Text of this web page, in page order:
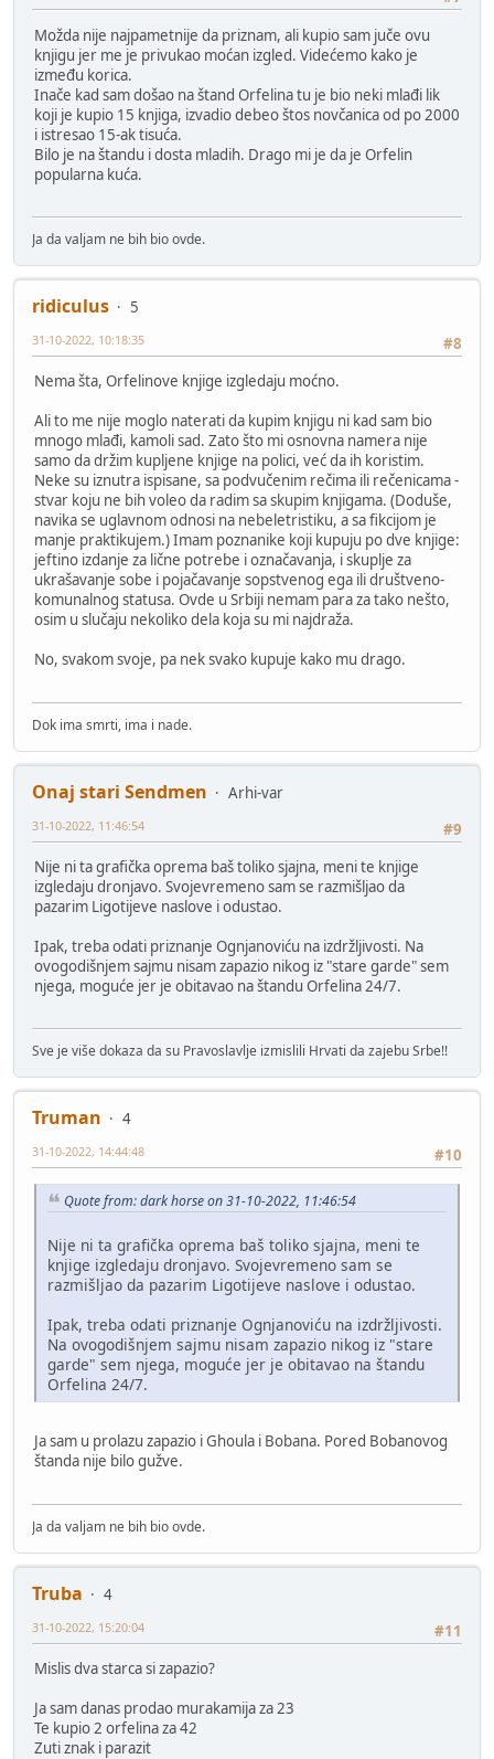
Možda nije najpametnije da priznam, ali kupio sam juče ovu
knjigu jer me je privukao moćan izgled. Videćemo kako je
između korica.
Inače kad sam došao na štand Orfelina tu je bio neki mlađi lik
koji je kupio 15 knjiga, izvadio debeo štos novčanica od po 2000
i istresao 15-ak tisuća.
Bilo je na štandu i dosta mladih. Drago mi je da je Orfelin
popularna kuća.
Ja da valjam ne bih bio ovde.
ridiculus
5
#8
31-10-2022, 10:18:35
Nema šta, Orfelinove knjige izgledaju moćno.
Ali to me nije moglo naterati da kupim knjigu ni kad sam bio
mnogo mlađi, kamoli sad. Zato što mi osnovna namera nije
samo da držim kupljene knjige na polici, već da ih koristim.
Neke su iznutra ispisane, sa podvučenim rečima ili rečenicama -
stvar koju ne bih voleo da radim sa skupim knjigama. (Doduše,
navika se uglavnom odnosi na nebeletristiku, a sa fikcijom je
manje praktikujem.) Imam poznanike koji kupuju po dve knjige:
jeftino izdanje za lične potrebe i označavanja, i skuplje za
ukrašavanje sobe i pojačavanje sopstvenog ega ili društveno-
komunalnog statusa. Ovde u Srbiji nemam para za tako nešto,
osim u slučaju nekoliko dela koja su mi najdraža.
No, svakom svoje, pa nek svako kupuje kako mu drago.
Dok ima smrti, ima i nade.
Onaj stari Sendmen
Arhi-var
#9
31-10-2022, 11:46:54
Nije ni ta grafička oprema baš toliko sjajna, meni te knjige
izgledaju dronjavo. Svojevremeno sam se razmišljao da
pazarim Ligotijeve naslove i odustao.
Ipak, treba odati priznanje Ognjanoviću na izdržljivosti. Na
ovogodišnjem sajmu nisam zapazio nikog iz "stare garde" sem
njega, moguće jer je obitavao na štandu Orfelina 24/7.
Sve je više dokaza da su Pravoslavlje izmislili Hrvati da zajebu Srbe!!
Truman
4
#10
31-10-2022, 14:44:48
Quote from: dark horse on 31-10-2022, 11:46:54
Nije ni ta grafička oprema baš toliko sjajna, meni te
knjige izgledaju dronjavo. Svojevremeno sam se
razmišljao da pazarim Ligotijeve naslove i odustao.
Ipak, treba odati priznanje Ognjanoviću na izdržljivosti.
Na ovogodišnjem sajmu nisam zapazio nikog iz "stare
garde" sem njega, moguće jer je obitavao na štandu
Orfelina 24/7.
Ja sam u prolazu zapazio i Ghoula i Bobana. Pored Bobanovog
štanda nije bilo gužve.
Ja da valjam ne bih bio ovde.
Truba
4
#11
31-10-2022, 15:20:04
Mislis dva starca si zapazio?
Ja sam danas prodao murakamija za 23
Te kupio 2 orfelina za 42
Zuti znak i parazit